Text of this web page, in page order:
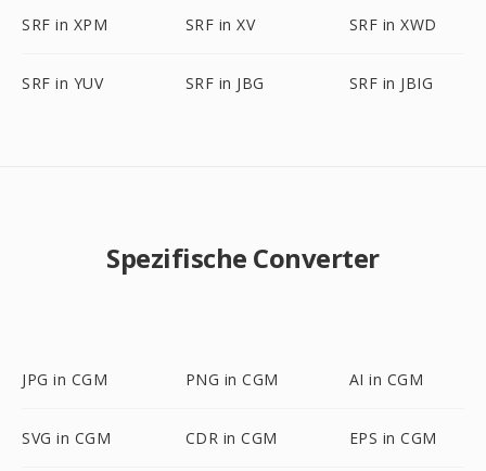
SRF in XPM SRF in XV SRF in XWD
SRF in YUV SRF in JBG SRF in JBIG
Spezifische Converter
JPG in CGM PNG in CGM AI in CGM
SVG in CGM CDR in CGM EPS in CGM